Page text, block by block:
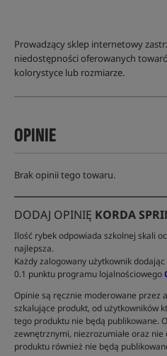
Prowadzący sklep internetowy
niedostępności oferowanych
kolorystyce lub rozmiarze.
OPINIE
Brak opinii tego towaru.
DODAJ OPINIĘ KORDA
Ilość rybek odpowiada szkolnej skali
najlepsza.
Każdy zalogowany użytkownik
0.1 punktu programu lojalnościowego
Opinie są ręcznie moderowane przez
szkalujące produkt, od użytkowników
tego produktu nie będą publikowane.
zewnętrznymi, niezrozumiałe oraz
produktu również nie będą